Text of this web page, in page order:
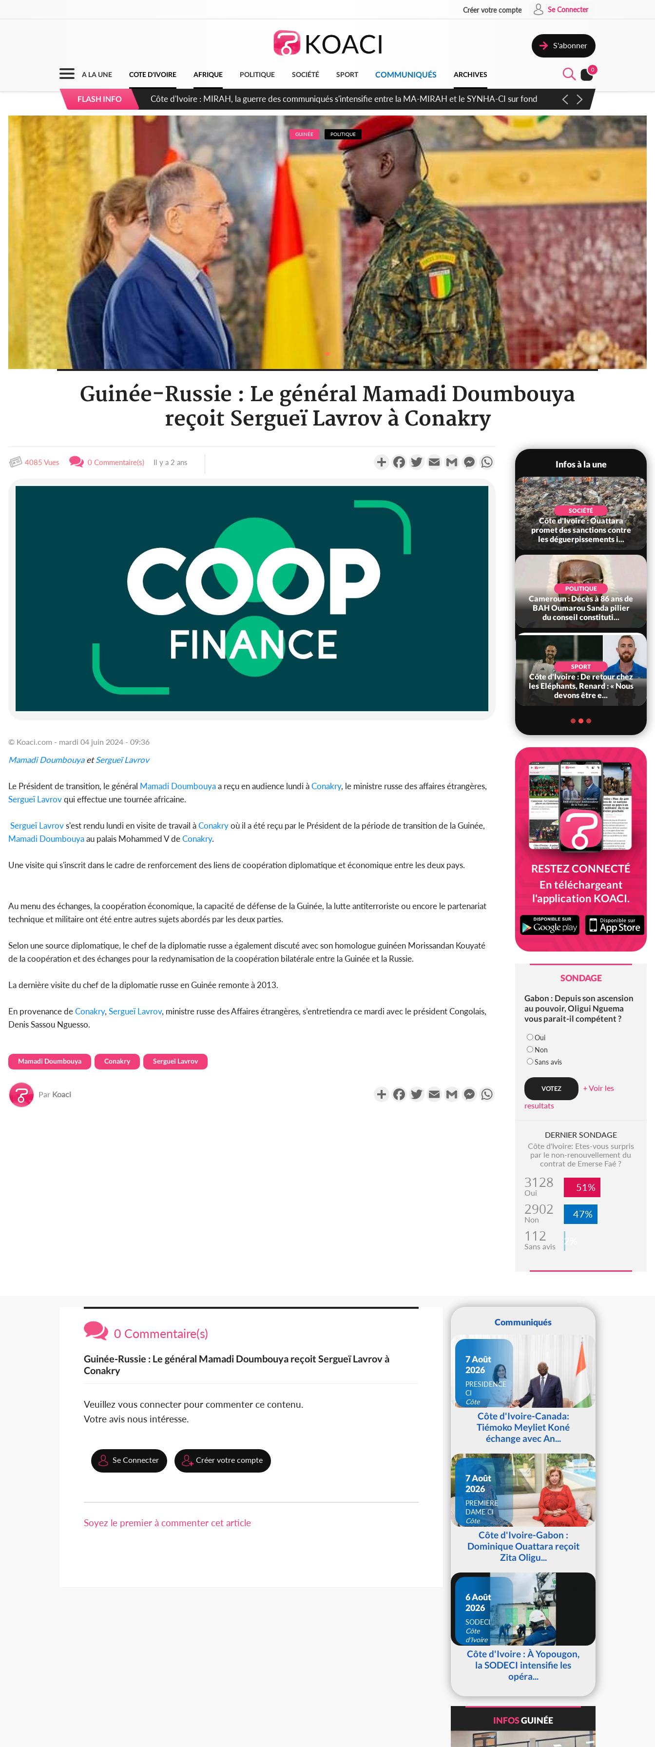
Créer votre compte Se Connecter
S'abonner
A LA UNE COTE D'IVOIRE AFRIQUE POLITIQUE SOCIÉTÉ SPORT COMMUNIQUÉS ARCHIVES
0
FLASH INFO Côte d'Ivoire : Indépendance 2026, Thiam plaide pour un environnement démocratique plus apaisé
GUINÉE POLITIQUE
Guinée-Russie : Le général Mamadi Doumbouya
reçoit Sergueï Lavrov à Conakry
4085 Vues 0 Commentaire(s) Il y a 2 ans PartagerFacebookTwitterEmail Gmail MessengerWhatsApp
© Koaci.com - mardi 04 juin 2024 - 09:36
Mamadi DoumbouyaetSergueï Lavrov
Le Président de transition, le général Mamadi Doumbouyaa reçu en audience lundi àConakry, le ministre russe des affaires étrangères,
Sergueï Lavrovqui effectue une tournée africaine.
Sergueï Lavrovs'est rendu lundi en visite de travail àConakryoù il a été reçu par le Président de la période de transition de la Guinée,
Mamadi Doumbouyaau palais Mohammed V deConakry.
Une visite qui s'inscrit dans le cadre de renforcement des liens de coopération diplomatique et économique entre les deux pays.
Au menu des échanges, la coopération économique, la capacité de défense de la Guinée, la lutte antiterroriste ou encore le partenariat
technique et militaire ont été entre autres sujets abordés par les deux parties.
Selon une source diplomatique, le chef de la diplomatie russe a également discuté avec son homologue guinéen Morissandan Kouyaté
de la coopération et des échanges pour la redynamisation de la coopération bilatérale entre la Guinée et la Russie.
La dernière visite du chef de la diplomatie russe en Guinée remonte à 2013.
En provenance deConakry, Sergueï Lavrov, ministre russe des Affaires étrangères, s’entretiendra ce mardi avec le président Congolais,
Denis Sassou Nguesso.
Mamadi Doumbouya Conakry Sergueï Lavrov
Par Koaci PartagerFacebookTwitterEmail Gmail MessengerWhatsApp
Infos à la une
Côte d'Ivoire : Après le pari
réussi du 66e anniversaire,
SOCIÉTÉ
Côte d'Ivoire : Ouattara
promet des sanctions contre
les déguerpissements i...
POLITIQUE
Cameroun : Décès à 86 ans de
BAH Oumarou Sanda pilier
du conseil constituti...
SPORT
Côte d'Ivoire : De retour chez
les Eléphants, Renard : « Nous
devons être e...
RESTEZ CONNECTÉ
En téléchargeant
l'application KOACI.
SONDAGE
Gabon : Depuis son ascension
au pouvoir, Oligui Nguema
vous parait-il compétent ?
Oui
Non
Sans avis
+ Voir les
resultats
DERNIER SONDAGE
Côte d'Ivoire: Etes-vous surpris
par le non-renouvellement du
contrat de Emerse Faé ?
3128
Oui 51%
2902
Non 47%
112
Sans avis 2%
0 Commentaire(s)
Guinée-Russie : Le général Mamadi Doumbouya reçoit Sergueï Lavrov à
Conakry
Veuillez vous connecter pour commenter ce contenu.
Votre avis nous intéresse.
Se Connecter Créer votre compte
Soyez le premier à commenter cet article
Communiqués
7 Août
2026
PRESIDENCE
CI
Côte
d'IvoireCôte d'Ivoire-Canada:
Tiémoko Meyliet Koné
échange avec An...
7 Août
2026
PREMIERE
DAME CI
Côte
d'IvoireCôte d'Ivoire-Gabon :
Dominique Ouattara reçoit
Zita Oligu...
6 Août
2026
SODECI
Côte
d'Ivoire
Côte d'Ivoire : À Yopougon,
la SODECI intensifie les
opéra...
INFOSGUINÉE